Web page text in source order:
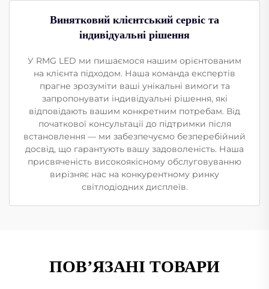
Винятковий клієнтський сервіс та
індивідуальні рішення
У RMG LED ми пишаємося нашим орієнтованим
на клієнта підходом. Наша команда експертів
прагне зрозуміти ваші унікальні вимоги та
запропонувати індивідуальні рішення, які
відповідають вашим конкретним потребам. Від
початкової консультації до підтримки після
встановлення — ми забезпечуємо безперебійний
досвід, що гарантують вашу задоволеність. Наша
присвяченість високоякісному обслуговуванню
вирізняє нас на конкурентному ринку
світлодіодних дисплеїв.
ПОВ’ЯЗАНІ ТОВАРИ